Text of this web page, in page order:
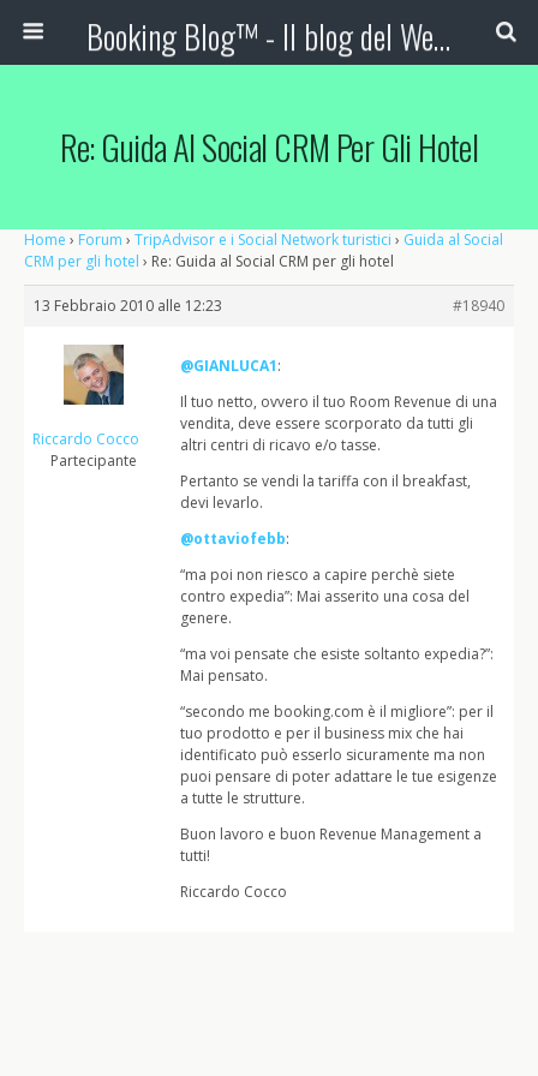
Booking Blog™ - Il blog del Web Marketing Turistico
Re: Guida Al Social CRM Per Gli Hotel
Home › Forum › TripAdvisor e i Social Network turistici › Guida al Social
CRM per gli hotel › Re: Guida al Social CRM per gli hotel
13 Febbraio 2010 alle 12:23 #18940
Riccardo Cocco
Partecipante
@GIANLUCA1:
Il tuo netto, ovvero il tuo Room Revenue di una
vendita, deve essere scorporato da tutti gli
altri centri di ricavo e/o tasse.
Pertanto se vendi la tariffa con il breakfast,
devi levarlo.
@ottaviofebb:
“ma poi non riesco a capire perchè siete
contro expedia”: Mai asserito una cosa del
genere.
“ma voi pensate che esiste soltanto expedia?”:
Mai pensato.
“secondo me booking.com è il migliore”: per il
tuo prodotto e per il business mix che hai
identificato può esserlo sicuramente ma non
puoi pensare di poter adattare le tue esigenze
a tutte le strutture.
Buon lavoro e buon Revenue Management a
tutti!
Riccardo Cocco